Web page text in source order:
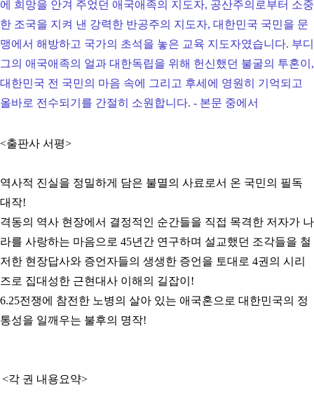
에 희망을 안겨 주었던 애국애족의 지도자, 공산주의로부터 소중
한 조국을 지켜 낸 강력한 반공주의 지도자, 대한민국 국민을 문
맹에서 해방하고 국가의 초석을 놓은 교육 지도자였습니다. 부디
그의 애국애족의 얼과 대한독립을 위해 헌신했던 불굴의 투혼이,
대한민국 전 국민의 마음 속에 그리고 후세에 영원히 기억되고
올바로 전수되기를 간절히 소원합니다. - 본문 중에서
<출판사 서평>
역사적 진실을 정밀하게 담은 불멸의 사료로서 온 국민의 필독
대작!
격동의 역사 현장에서 결정적인 순간들을 직접 목격한 저자가 나
라를 사랑하는 마음으로 45년간 연구하며 설교했던 조각들을 철
저한 현장답사와 증언자들의 생생한 증언을 토대로 4권의 시리
즈로 집대성한 근현대사 이해의 길잡이!
6.25전쟁에 참전한 노병의 살아 있는 애국혼으로 대한민국의 정
통성을 일깨우는 불후의 명작!
<각 권 내용요약>